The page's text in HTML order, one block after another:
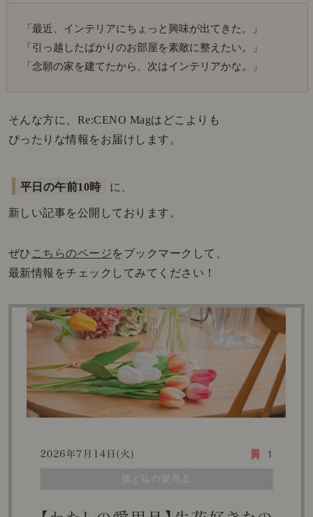
「最近、インテリアにちょっと興味が出てきた。」
「引っ越したばかりのお部屋を素敵に整えたい。」
「念願の家を建てたから、次はインテリアかな。」
そんな方に、Re:CENO Magはどこよりも
ぴったりな情報をお届けします。
平日の午前10時 に、
新しい記事を公開しております。
ぜひ こちらのページをブックマークして、
最新情報をチェックしてみてください！